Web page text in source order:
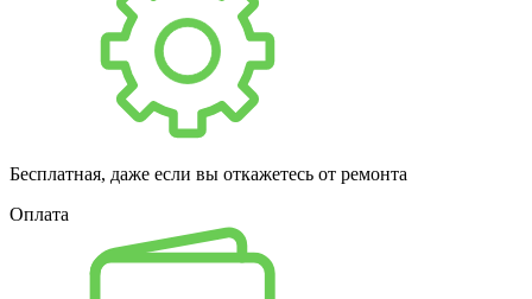
Бесплатная, даже если вы откажетесь от ремонта
Оплата